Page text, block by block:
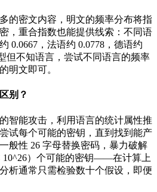
的密文内容，明文的频率分布将指
，重合指数也能提供线索：不同语
0.0667，法语约 0.0778，德语约
但不知语言，尝试不同语言的频率
明文即可。
别？
智能攻击，利用语言的统计属性推
试每个可能的密钥，直到找到能产
般性 26 字母替换密码，暴力破解
10^26）个可能的密钥——在计算上
析通常只需检验数十个假设，即便